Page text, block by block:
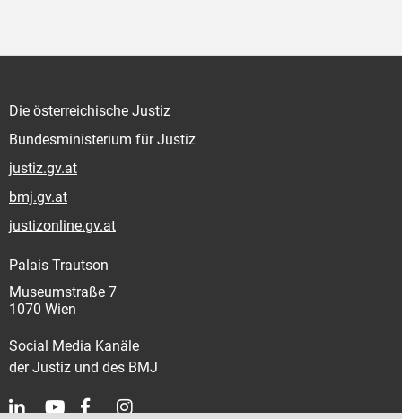
Die österreichische Justiz
Bundesministerium für Justiz
justiz.gv.at
bmj.gv.at
justizonline.gv.at
Palais Trautson
Museumstraße 7
1070 Wien
Social Media Kanäle
der Justiz und des BMJ